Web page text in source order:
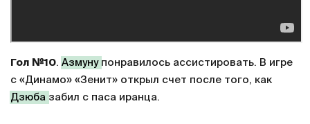
Гол №10. Азмуну понравилось ассистировать. В игре
с «Динамо» «Зенит» открыл счет после того, как
Дзюба забил с паса иранца.